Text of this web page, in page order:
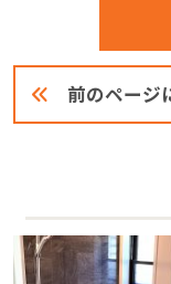
前のページ